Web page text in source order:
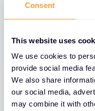
Consent
This website uses
We use cookies to
provide social media
We also share
our social media,
may combine it with
BLOGS
Fortinet